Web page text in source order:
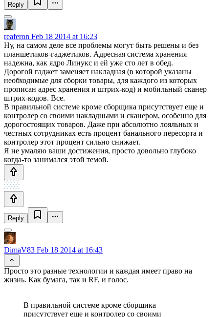
Reply
reaferon Feb 18 2014 at 16:23
Ну, на самом деле все проблемы могут быть решены и без
планшетиков-гаджетиков. Адресная система хранения
надежна, как ядро Линукс и ей уже сто лет в обед.
Дорогой гаджет заменяет накладная (в которой указаны
необходимые для сборки товары, для каждого из которых
прописан адрес хранения и штрих-код) и мобильный сканер
штрих-кодов. Все.
В правильной системе кроме сборщика присутствует еще и
контролер со своими накладными и сканером, особенно для
дорогостоящих товаров. Даже при абсолютно лояльных и
честных сотрудниках есть процент банального пересорта и
контролер этот процент сильно снижает.
Я не умаляю ваши достижения, просто довольно глубоко
когда-то занимался этой темой.
Reply
DimaV83 Feb 18 2014 at 16:43
Просто это разные технологии и каждая имеет право на
жизнь. Как бумага, так и RF, и голос.
В правильной системе кроме сборщика
присутствует еще и контролер со своими